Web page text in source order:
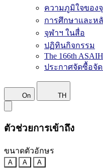
ความภูมิใจของ
การศึกษาและห
จุฬาฯ ในสื่อ
ปฏิทินกิจกรรม
The 166th
ประกาศจัดซื้อจัด
On TH
ตัวช่วยการเข้าถึง
ขนาดตัวอักษร
A A A